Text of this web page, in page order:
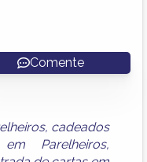
Comente
, cadeados
Parelheiros,